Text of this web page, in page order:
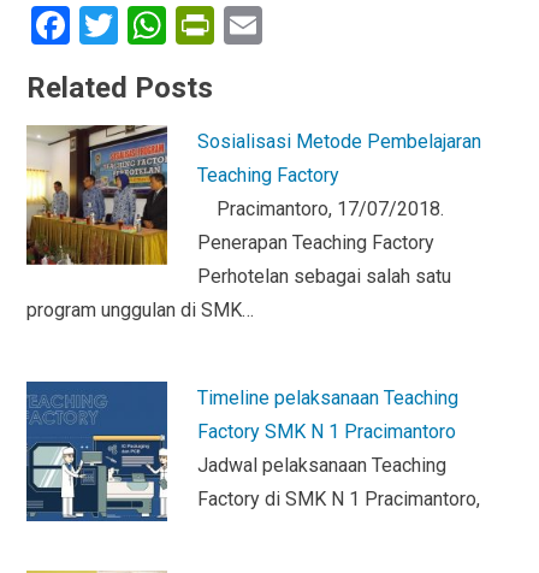
F
ce
b
o
o
k
T
wi
tt
er
W
at
s
A
p
p
Pr
ri
e
n
dl
y
Related Posts
Sosialisasi Metode Pembelajaran
Teaching Factory
Pracimantoro, 17/07/2018.
Penerapan Teaching Factory
Perhotelan sebagai salah satu
program unggulan di SMK…
Timeline pelaksanaan Teaching
Factory SMK N 1 Pracimantoro
Jadwal pelaksanaan Teaching
Factory di SMK N 1 Pracimantoro,